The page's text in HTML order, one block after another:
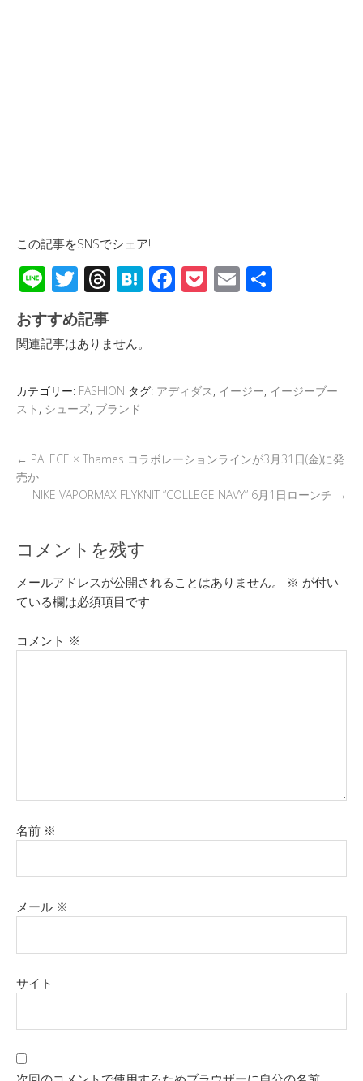
この記事をSNSでシェア!
Li
n
e
T
wi
tt
er
T
hr
e
a
d
s
H
at
a
F
ac
o
o
P
o
E
m
おすすめ記事
関連記事はありません。
カテゴリー: FASHION タグ: アディダス, イージー, イージーブー
スト , シューズ, ブランド
← PALECE × Thames コラボレーションラインが3月31日(金)に発
売か
NIKE VAPORMAX FLYKNIT ”COLLEGE NAVY” 6月1日ローンチ →
コメントを残す
メールアドレスが公開されることはありません。 ※ が付い
ている欄は必須項目です
コメント ※
名前 ※
メール ※
サイト